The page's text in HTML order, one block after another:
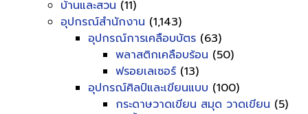
บ้านและสวน (11)
อุปกรณ์สำนักงาน (1,143)
อุปกรณ์การเคลือบบัตร (63)
พลาสติกเคลือบร้อน (50)
ฟรอยเลเซอร์ (13)
อุปกรณ์ศิลป์และเขียนแบบ (100)
กระดาษวาดเขียน สมุด วาดเขียน (5)